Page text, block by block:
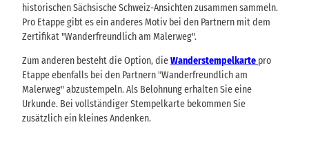
historischen Sächsische Schweiz-Ansichten zusammen sammeln.
Pro Etappe gibt es ein anderes Motiv bei den Partnern mit dem
Zertifikat "Wanderfreundlich am Malerweg".
Zum anderen besteht die Option, dieWanderstempelkarte pro
Etappe ebenfalls bei den Partnern "Wanderfreundlich am
Malerweg" abzustempeln. Als Belohnung erhalten Sie eine
Urkunde. Bei vollständiger Stempelkarte bekommen Sie
zusätzlich ein kleines Andenken.